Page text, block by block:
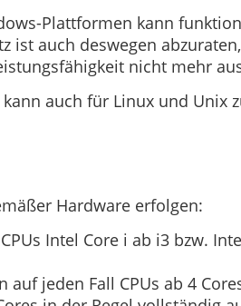
Plattformen kann
ist auch deswegen
nicht mehr
auch für Linux und Unix
Hardware erfolgen:
Intel Core i ab i3 bzw.
auf jeden Fall CPUs ab 4